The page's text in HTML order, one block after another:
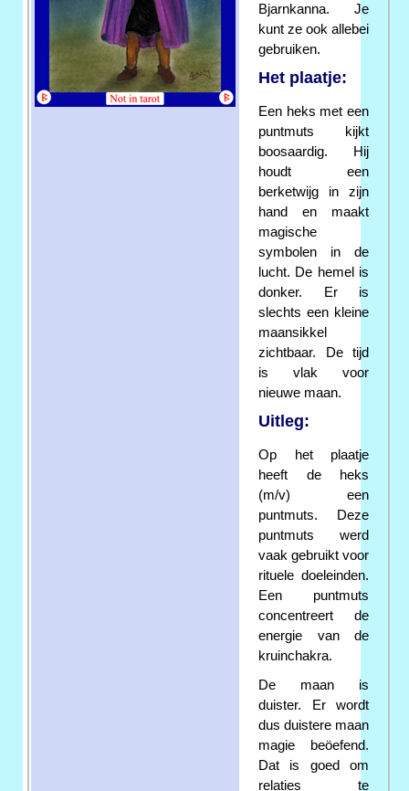
Bjarnkanna. Je
kunt ze ook allebei
gebruiken.
Het plaatje:
Een heks met een
puntmuts kijkt
boosaardig. Hij
houdt een
berketwijg in zijn
hand en maakt
magische
symbolen in de
lucht. De hemel is
donker. Er is
slechts een kleine
maansikkel
zichtbaar. De tijd
is vlak voor
nieuwe maan.
Uitleg:
Op het plaatje
heeft de heks
(m/v) een
puntmuts. Deze
puntmuts werd
vaak gebruikt voor
rituele doeleinden.
Een puntmuts
concentreert de
energie van de
kruinchakra.
De maan is
duister. Er wordt
dus duistere maan
magie beöefend.
Dat is goed om
relaties te